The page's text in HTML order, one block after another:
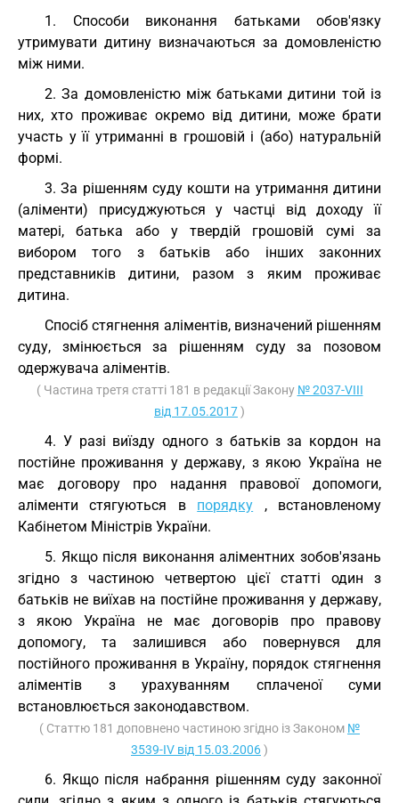
1. Способи виконання батьками обов'язку
утримувати дитину визначаються за домовленістю
між ними.
2. За домовленістю між батьками дитини той із
них, хто проживає окремо від дитини, може брати
участь у її утриманні в грошовій і (або) натуральній
формі.
3. За рішенням суду кошти на утримання дитини
(аліменти) присуджуються у частці від доходу її
матері, батька або у твердій грошовій сумі за
вибором того з батьків або інших законних
представників дитини, разом з яким проживає
дитина.
Спосіб стягнення аліментів, визначений рішенням
суду, змінюється за рішенням суду за позовом
одержувача аліментів.
( Частина третя статті 181 в редакції Закону № 2037-VIII
від 17.05.2017)
4. У разі виїзду одного з батьків за кордон на
постійне проживання у державу, з якою Україна не
має договору про надання правової допомоги,
аліменти стягуються в порядку , встановленому
Кабінетом Міністрів України.
5. Якщо після виконання аліментних зобов'язань
згідно з частиною четвертою цієї статті один з
батьків не виїхав на постійне проживання у державу,
з якою Україна не має договорів про правову
допомогу, та залишився або повернувся для
постійного проживання в Україну, порядок стягнення
аліментів з урахуванням сплаченої суми
встановлюється законодавством.
( Статтю 181 доповнено частиною згідно із Законом №
3539-IV від 15.03.2006)
6. Якщо після набрання рішенням суду законної